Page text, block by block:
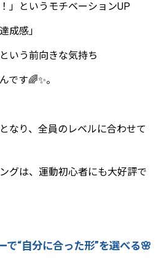
」というモチベーションUP
成感」
いう前向きな気持ち
です🌈✨。
なり、全員のレベルに合わせて
グは、運動初心者にも大好評で
で“自分に合った形”を選べる🌸